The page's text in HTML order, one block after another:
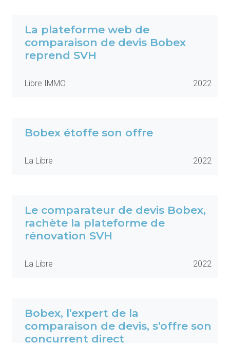
La plateforme web de
comparaison de devis Bobex
reprend SVH
Libre IMMO 2022
Bobex étoffe son offre
La Libre 2022
Le comparateur de devis Bobex,
rachète la plateforme de
rénovation SVH
La Libre 2022
Bobex, l’expert de la
comparaison de devis, s’offre son
concurrent direct